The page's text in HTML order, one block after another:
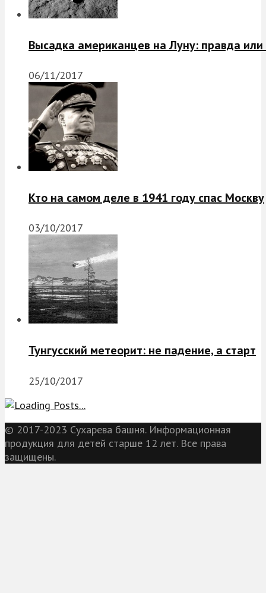
Высадка американцев на Луну: правда
06/11/2017
Кто на самом деле в 1941 году спас Москву
03/10/2017
Тунгусский метеорит: не падение, а старт
25/10/2017
© 2017-2023 Сухарева башня. Информационная
продукция для детей старше 12 лет. Все права
защищены.